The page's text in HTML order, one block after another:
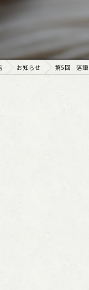
お知らせ 第5回 落語